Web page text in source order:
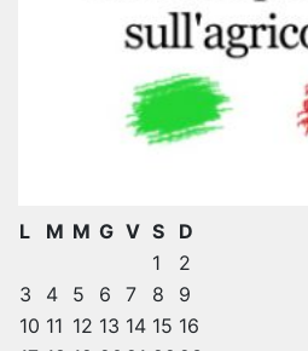
L M M G V S
D
1
2
3
4 5 6 7 8
9
10 11 12 13 14 15 16